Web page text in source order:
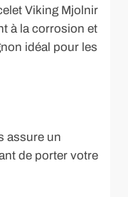
Viking Mjolnir
à la corrosion et
idéal pour les
assure un
de porter votre